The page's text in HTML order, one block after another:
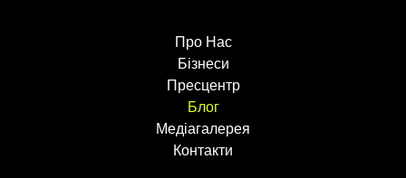
Про Нас
Бізнеси
Пресцентр
Блог
Медіагалерея
Контакти